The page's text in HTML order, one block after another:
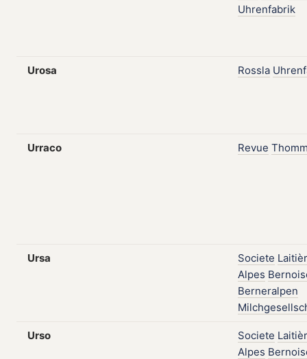
Uhrenfabrik
Urosa Rossla
Urraco Revue
Ursa Societe
Alpes
Berneralpen
Urso Societe
Alpes